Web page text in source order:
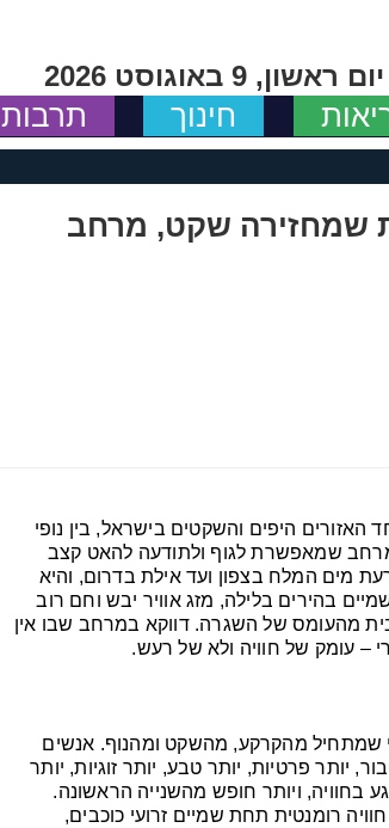
יום ראשון, 9 באוגוסט 2026
חינוך תרבות
שמחזירה שקט, מרחב
האזורים היפים והשקטים בישראל, בין נופי
מרחב שמאפשרת לגוף ולתודעה להאט קצב
המלח בצפון ועד אילת בדרום, והיא
בהירים בלילה, מזג אוויר יבש וחם רוב
מהעומס של השגרה. דווקא במרחב שבו אין
– עומק של חוויה ולא של רעש.
שמתחיל מהקרקע, מהשקט ומהנוף. אנשים
יותר פרטיות, יותר טבע, יותר זוגיות, יותר
בחוויה, ויותר חופש מהשנייה הראשונה.
רומנטית תחת שמיים זרועי כוכבים,